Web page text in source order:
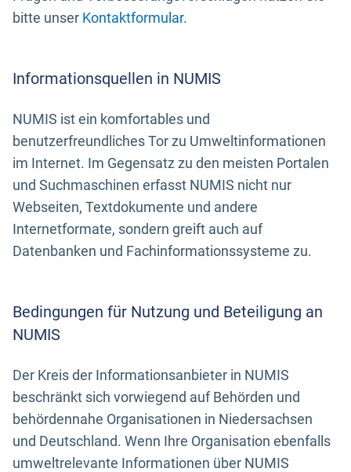
bitte unser Kontaktformular.
Informationsquellen in NUMIS
NUMIS ist ein komfortables und
benutzerfreundliches Tor zu Umweltinformationen
im Internet. Im Gegensatz zu den meisten Portalen
und Suchmaschinen erfasst NUMIS nicht nur
Webseiten, Textdokumente und andere
Internetformate, sondern greift auch auf
Datenbanken und Fachinformationssysteme zu.
Bedingungen für Nutzung und Beteiligung an
NUMIS
Der Kreis der Informationsanbieter in NUMIS
beschränkt sich vorwiegend auf Behörden und
behördennahe Organisationen in Niedersachsen
und Deutschland. Wenn Ihre Organisation ebenfalls
umweltrelevante Informationen über NUMIS